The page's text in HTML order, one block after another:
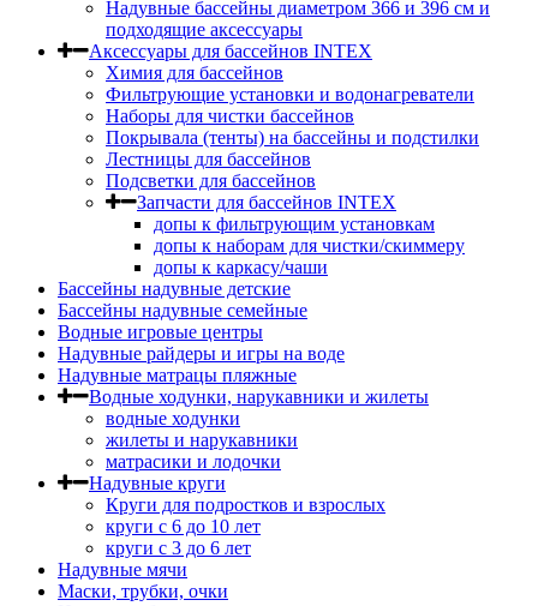
Надувные бассейны диаметром 366 и 396 см и
подходящие аксессуары
Аксессуары для бассейнов INTEX
Химия для бассейнов
Фильтрующие установки и водонагреватели
Наборы для чистки бассейнов
Покрывала (тенты) на бассейны и подстилки
Лестницы для бассейнов
Подсветки для бассейнов
Запчасти для бассейнов INTEX
допы к фильтрующим установкам
допы к наборам для чистки/скиммеру
допы к каркасу/чаши
Бассейны надувные детские
Бассейны надувные семейные
Водные игровые центры
Надувные райдеры и игры на воде
Надувные матрацы пляжные
Водные ходунки, нарукавники и жилеты
водные ходунки
жилеты и нарукавники
матрасики и лодочки
Надувные круги
Круги для подростков и взрослых
круги с 6 до 10 лет
круги c 3 до 6 лет
Надувные мячи
Маски, трубки, очки